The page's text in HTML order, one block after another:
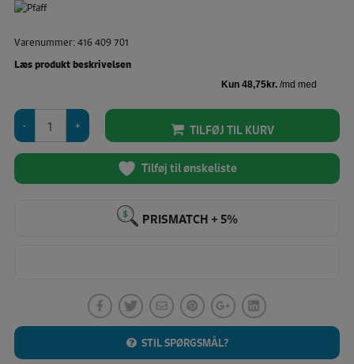
var:
Den
er:
195,00 KR.
Varenummer: 416 409 701
Læs produkt beskrivelsen
Ambition
Nåletråder
TILFØJ TIL KURV
Tilføj til ønskeliste
PRISMATCH + 5%
STIL SPØRGSMÅL?